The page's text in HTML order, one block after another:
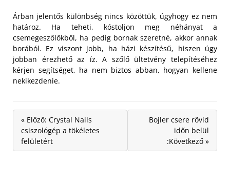
Árban jelentős különbség nincs közöttük, úgyhogy ez nem
határoz. Ha teheti, kóstoljon meg néhányat a
csemegeszőlőkből, ha pedig bornak szeretné, akkor annak
borából. Ez viszont jobb, ha házi készítésű, hiszen úgy
jobban érezhető az íz. A szőlő ültetvény telepítéséhez
kérjen segítséget, ha nem biztos abban, hogyan kellene
nekikezdenie.
« Előző: Crystal Nails
csiszológép a tökéletes
felületért
Bojler csere rövid
időn belül
:Következő »